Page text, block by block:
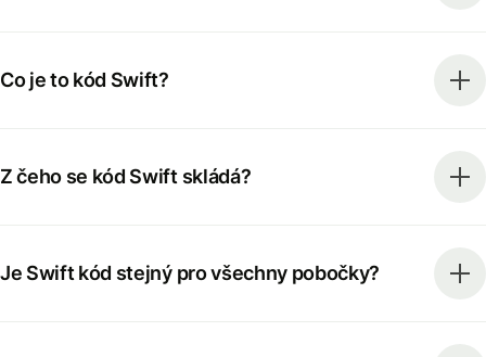
Co je to kód Swift?
Z čeho se kód Swift skládá?
Je Swift kód stejný pro všechny pobočky?